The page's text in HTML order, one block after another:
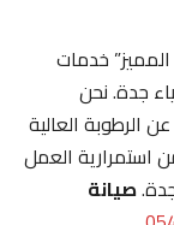
خدمات
جدة. نحن
العالية
العمل
صيانة